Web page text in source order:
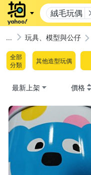
絨毛玩偶
玩具、模型與公仔
全部
分類
其他造型玩偶
最新上架 價格